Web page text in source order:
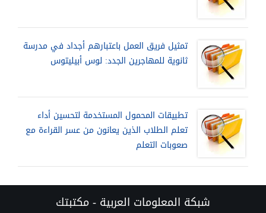
تمثيل فريق العمل باعتبارهم أجداد في مدرسة
ثانوية للمهاجرين الجدد: لوس أبيليتوس
تطبيقات المحمول المستخدمة لتحسين أداء
تعلم الطلاب الذين يعانون من عسر القراءة مع
صعوبات التعلم
شبكة المعلومات العربية - مكتبتك